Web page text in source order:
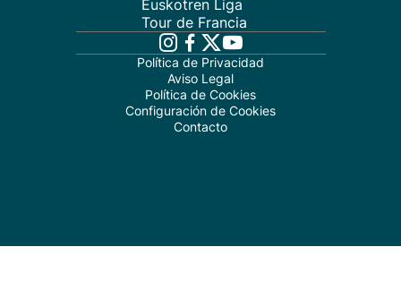
Euskotren Liga
Tour de Francia
Política de Privacidad
Aviso Legal
Política de Cookies
Configuración de Cookies
Contacto